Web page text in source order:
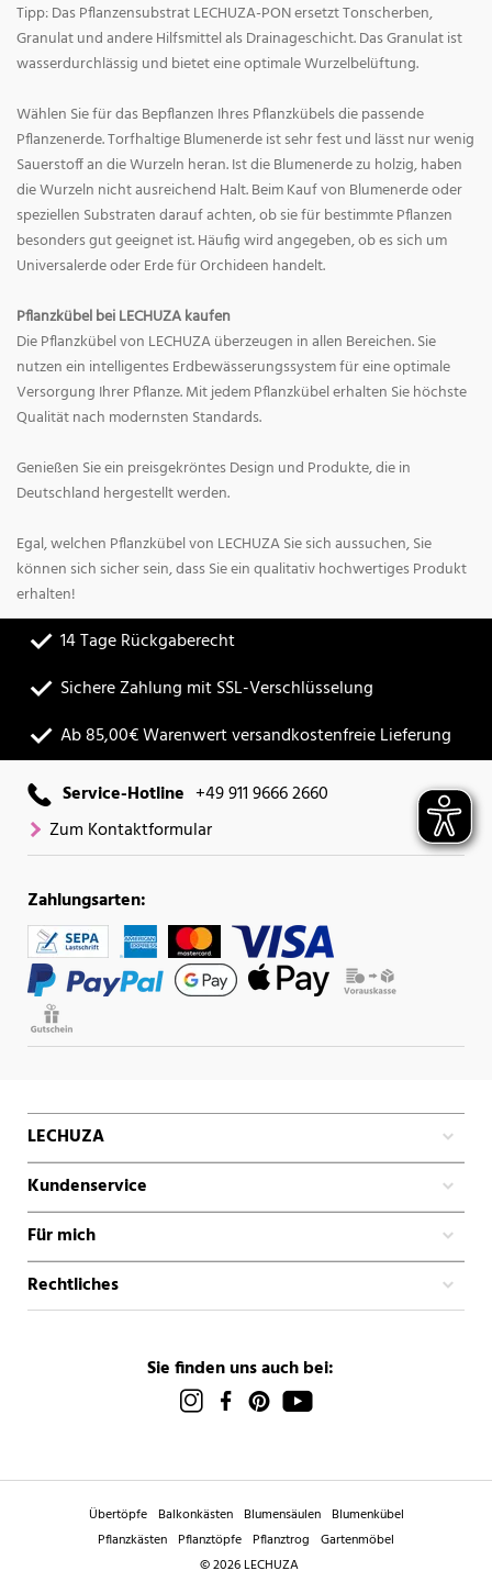
Tipp: Das Pflanzensubstrat LECHUZA-PON ersetzt Tonscherben,
Granulat und andere Hilfsmittel als Drainageschicht. Das Granulat ist
wasserdurchlässig und bietet eine optimale Wurzelbelüftung.
Wählen Sie für das Bepflanzen Ihres Pflanzkübels die passende
Pflanzenerde. Torfhaltige Blumenerde ist sehr fest und lässt nur wenig
Sauerstoff an die Wurzeln heran. Ist die Blumenerde zu holzig, haben
die Wurzeln nicht ausreichend Halt. Beim Kauf von Blumenerde oder
speziellen Substraten darauf achten, ob sie für bestimmte Pflanzen
besonders gut geeignet ist. Häufig wird angegeben, ob es sich um
Universalerde oder Erde für Orchideen handelt.
Pflanzkübel bei LECHUZA kaufen
Die Pflanzkübel von LECHUZA überzeugen in allen Bereichen. Sie
nutzen ein intelligentes Erdbewässerungssystem für eine optimale
Versorgung Ihrer Pflanze. Mit jedem Pflanzkübel erhalten Sie höchste
Qualität nach modernsten Standards.
Genießen Sie ein preisgekröntes Design und Produkte, die in
Deutschland hergestellt werden.
Egal, welchen Pflanzkübel von LECHUZA Sie sich aussuchen, Sie
können sich sicher sein, dass Sie ein qualitativ hochwertiges Produkt
erhalten!
14 Tage Rückgaberecht
Sichere Zahlung mit SSL-Verschlüsselung
Ab 85,00€ Warenwert versandkostenfreie Lieferung
Service-Hotline +49 911 9666 2660
Zum Kontaktformular
Zahlungsarten:
LECHUZA
Kundenservice
Für mich
Rechtliches
Sie finden uns auch bei:
Übertöpfe Balkonkästen Blumensäulen Blumenkübel
Pflanzkästen Pflanztöpfe Pflanztrog Gartenmöbel
© 2026 LECHUZA